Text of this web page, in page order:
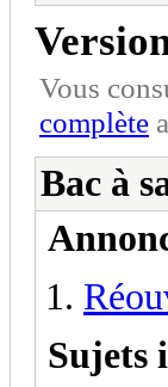
Vous
complète
Bac à
Sujets